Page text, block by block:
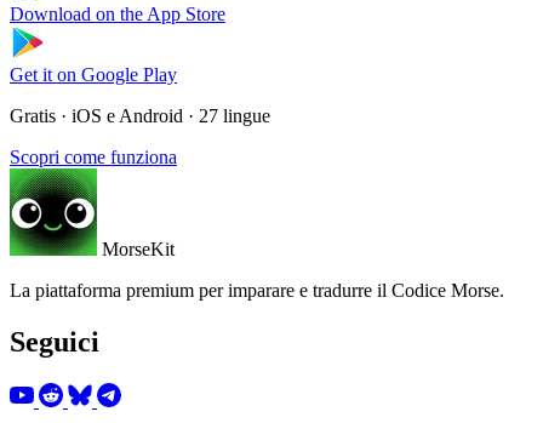
Download on the App Store
Get it on Google Play
Gratis · iOS e Android · 27 lingue
Scopri come funziona
MorseKit
La piattaforma premium per imparare e tradurre il Codice Morse.
Seguici